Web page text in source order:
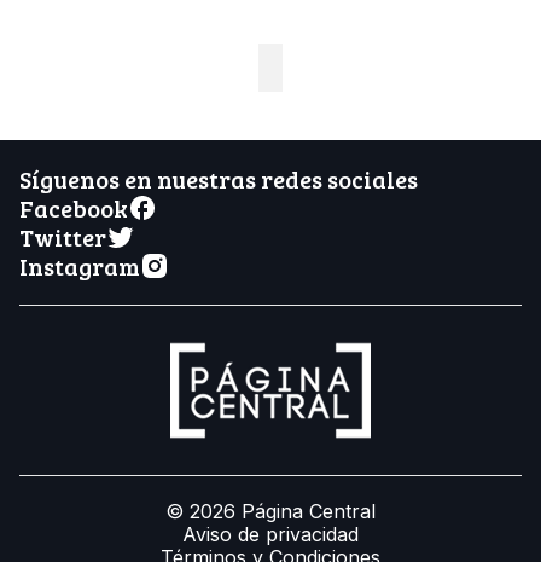
Síguenos en nuestras redes sociales
Facebook
Twitter
Instagram
© 2026 Página Central
Aviso de privacidad